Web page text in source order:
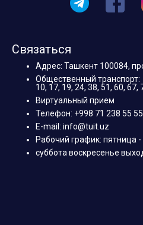
Связаться
Адрес: Ташкент 100084,
Общественный транспорт:
10, 17, 19, 24, 38, 51, 60, 67,
Виртуальный прием
Телефон: +998 71 238 55 55
E-mail: info@tuit.uz
Рабочий график: пятница
суббота воскресенье